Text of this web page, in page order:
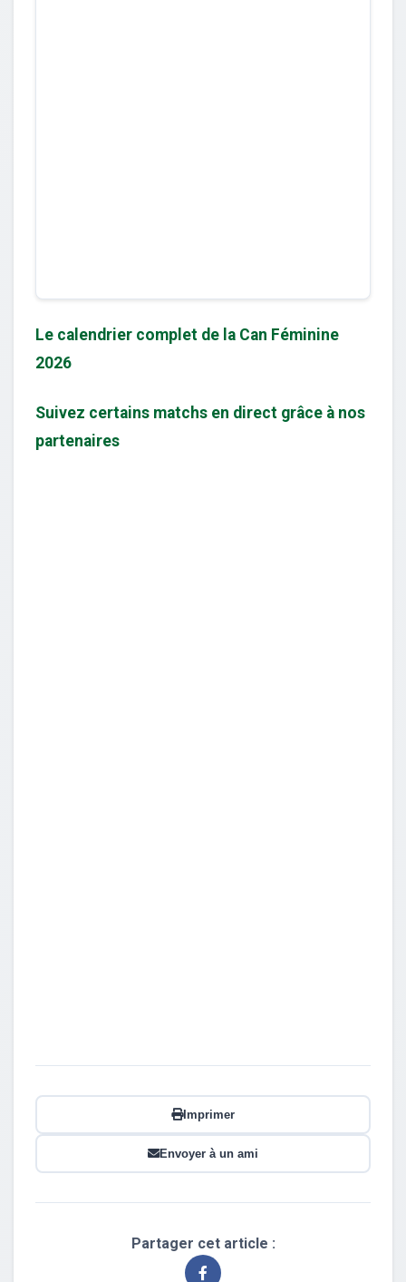
Le calendrier complet de la Can Féminine
2026
Suivez certains matchs en direct grâce à nos
partenaires
Imprimer
Envoyer à un ami
Partager cet article :